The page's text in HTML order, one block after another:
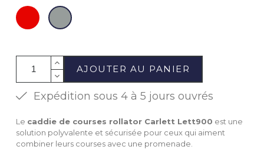
RougeGris
AJOUTER AU PANIER
Expédition sous 4 à 5 jours ouvrés
Le caddie de courses rollator Carlett Lett900 est une
solution polyvalente et sécurisée pour ceux qui aiment
combiner leurs courses avec une promenade.